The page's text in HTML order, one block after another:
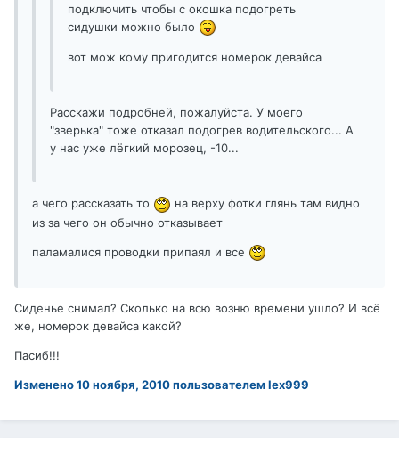
подключить чтобы с окошка подогреть
сидушки можно было
вот мож кому пригодится номерок девайса
Расскажи подробней, пожалуйста. У моего
"зверька" тоже отказал подогрев водительского... А
у нас уже лёгкий морозец, -10...
а чего рассказать то
на верху фотки глянь там видно
из за чего он обычно отказывает
паламалися проводки припаял и все
Сиденье снимал? Сколько на всю возню времени ушло? И всё
же, номерок девайса какой?
Пасиб!!!
Изменено10 ноября, 2010пользователем lex999